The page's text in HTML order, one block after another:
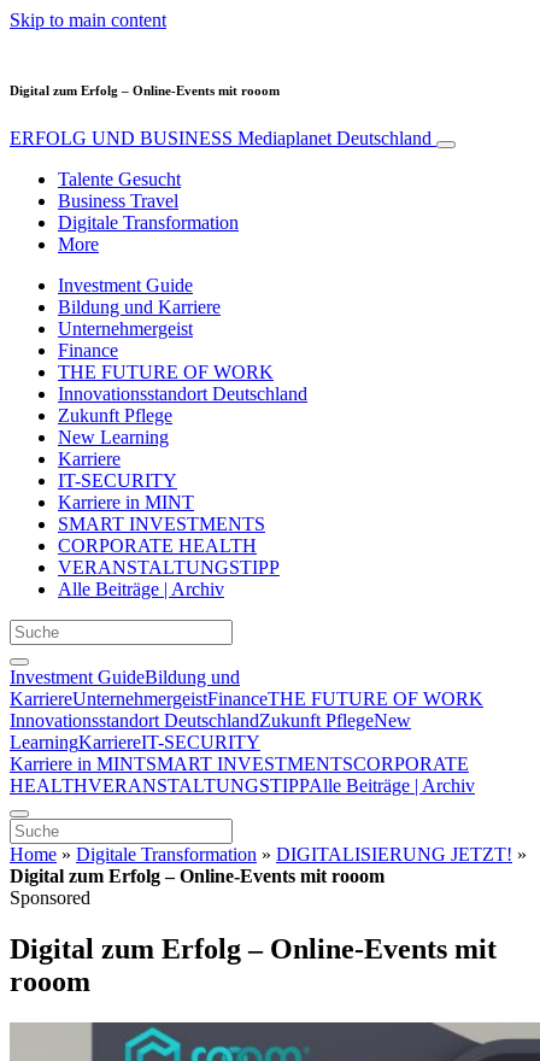
Skip to main content
Digital zum Erfolg – Online-Events mit rooom
ERFOLG UND BUSINESS Mediaplanet Deutschland
Talente Gesucht
Business Travel
Digitale Transformation
More
Investment Guide
Bildung und Karriere
Unternehmergeist
Finance
THE FUTURE OF WORK
Innovationsstandort Deutschland
Zukunft Pflege
New Learning
Karriere
IT-SECURITY
Karriere in MINT
SMART INVESTMENTS
CORPORATE HEALTH
VERANSTALTUNGSTIPP
Alle Beiträge | Archiv
Investment GuideBildung und
KarriereUnternehmergeistFinanceTHE FUTURE OF WORK
Innovationsstandort DeutschlandZukunft PflegeNew
LearningKarriereIT-SECURITY
Karriere in MINTSMART INVESTMENTSCORPORATE
HEALTHVERANSTALTUNGSTIPPAlle Beiträge | Archiv
Home » Digitale Transformation » DIGITALISIERUNG JETZT! »
Digital zum Erfolg – Online-Events mit rooom
Sponsored
Digital zum Erfolg – Online-Events mit
rooom